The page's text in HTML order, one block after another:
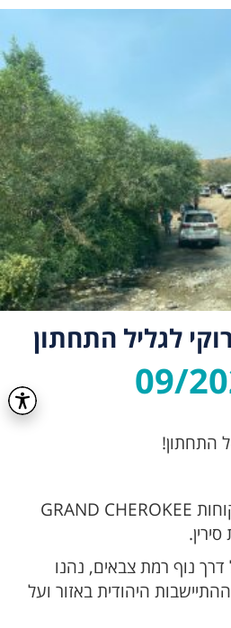
לגליל התחתון
09/
בשבת האחרונה יצאו לקוחות GRAND CHEROKEE
נוף רמת צבאים, נהנו
היהודית באזור ועל